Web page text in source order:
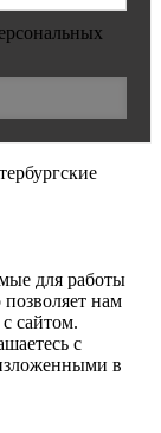
для работы
позволяет нам
сайтом.
с
в